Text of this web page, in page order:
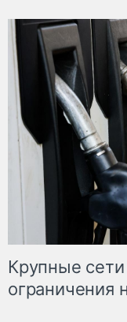
Крупные
ограничения